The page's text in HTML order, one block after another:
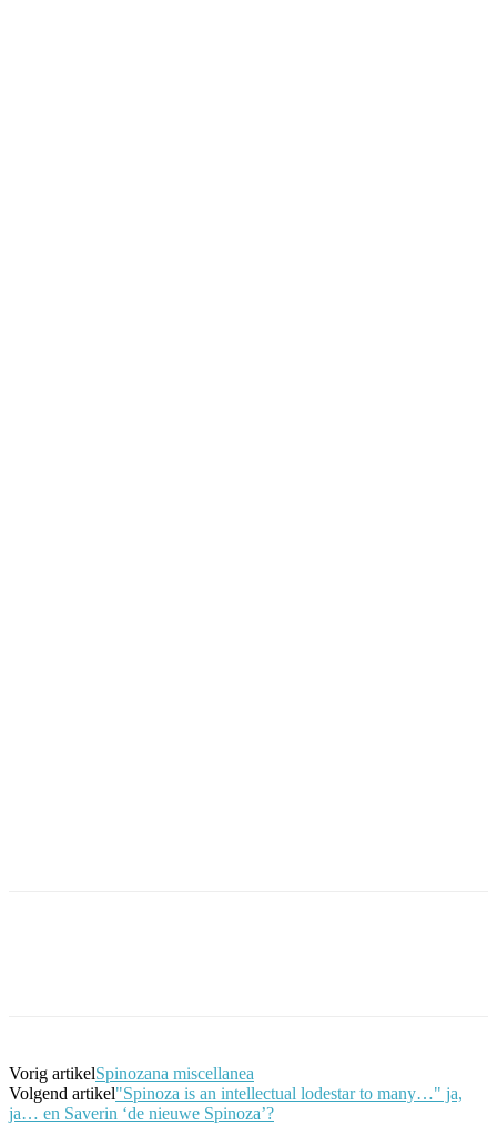
Vorig artikelSpinozana miscellanea
Volgend artikel"Spinoza is an intellectual lodestar to many…" ja,
ja… en Saverin ‘de nieuwe Spinoza’?